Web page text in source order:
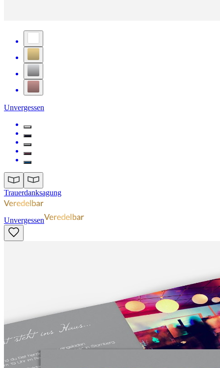
Unvergessen
Trauerdanksagung
Unvergessen